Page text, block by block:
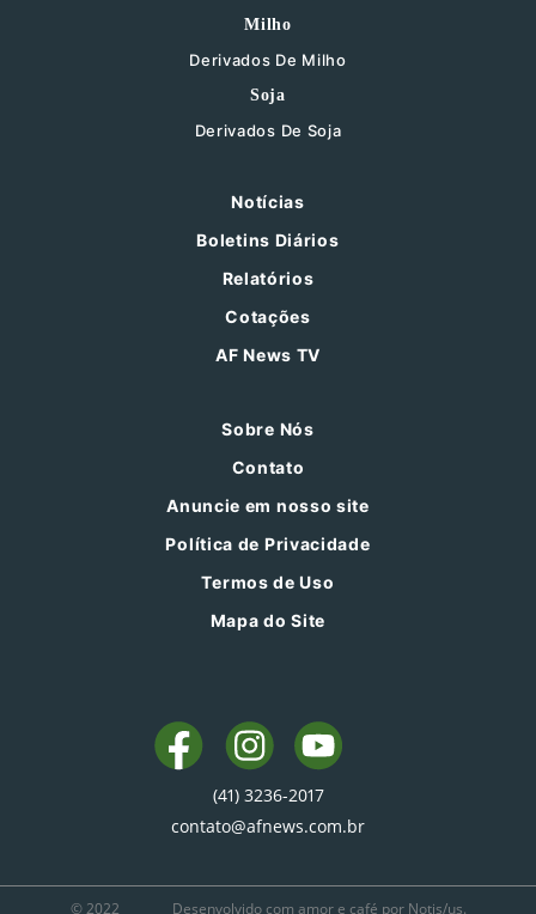
Milho
Derivados De Milho
Soja
Derivados De Soja
Notícias
Boletins Diários
Relatórios
Cotações
AF News TV
Sobre Nós
Contato
Anuncie em nosso site
Política de Privacidade
Termos de Uso
Mapa do Site
(41) 3236-2017
contato@afnews.com.br
© 2022 Desenvolvido com amor e café por Notis/us.